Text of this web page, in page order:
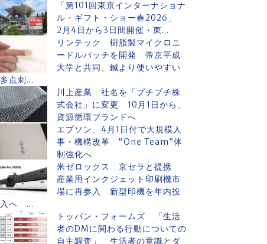
「第101回東京インターナショナ
ル・ギフト・ショー春2026」
2月4日から3日間開催・東...
リンテック 樹脂製マイクロニ
ードルパッチを開発 帝京平成
大学と共同、鍼より使いやすい
多点刺...
川上産業 社名を「プチプチ株
式会社」に変更 10月1日から、
資源循環ブランドへ
エプソン、4月1日付で大規模人
事・機構改革 “One Team”体
制強化へ
米ゼロックス 京セラと提携
産業用インクジェット印刷機市
場に再参入 新型印機を年内投
入へ ...
トッパン・フォームズ 「生活
者のDMに関わる行動についての
自主調査」 生活者の意識とダ